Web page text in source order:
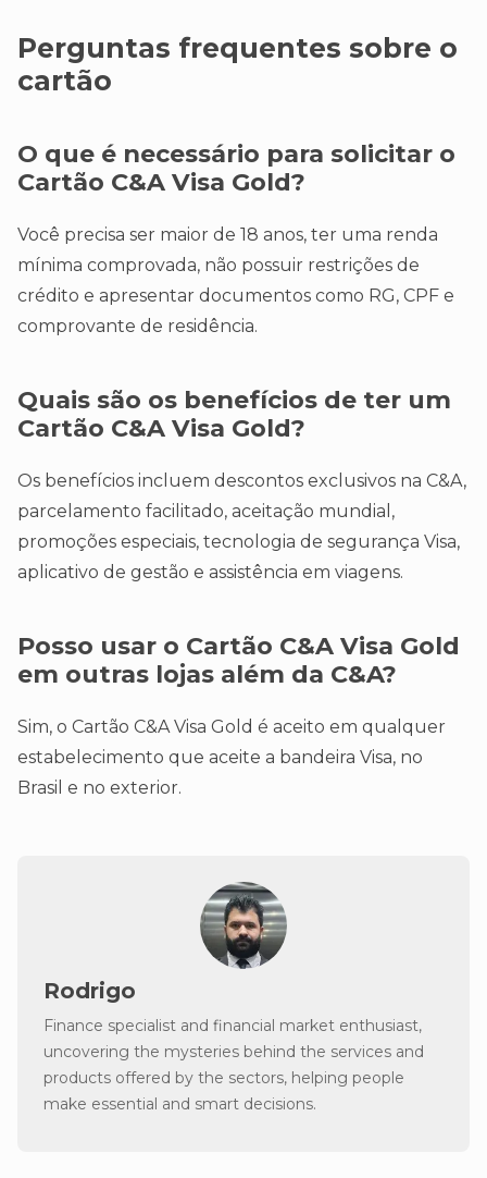
Perguntas frequentes sobre o
cartão
O que é necessário para solicitar o
Cartão C&A Visa Gold?
Você precisa ser maior de 18 anos, ter uma renda
mínima comprovada, não possuir restrições de
crédito e apresentar documentos como RG, CPF e
comprovante de residência.
Quais são os benefícios de ter um
Cartão C&A Visa Gold?
Os benefícios incluem descontos exclusivos na C&A,
parcelamento facilitado, aceitação mundial,
promoções especiais, tecnologia de segurança Visa,
aplicativo de gestão e assistência em viagens.
Posso usar o Cartão C&A Visa Gold
em outras lojas além da C&A?
Sim, o Cartão C&A Visa Gold é aceito em qualquer
estabelecimento que aceite a bandeira Visa, no
Brasil e no exterior.
Rodrigo
Finance specialist and financial market enthusiast,
uncovering the mysteries behind the services and
products offered by the sectors, helping people
make essential and smart decisions.